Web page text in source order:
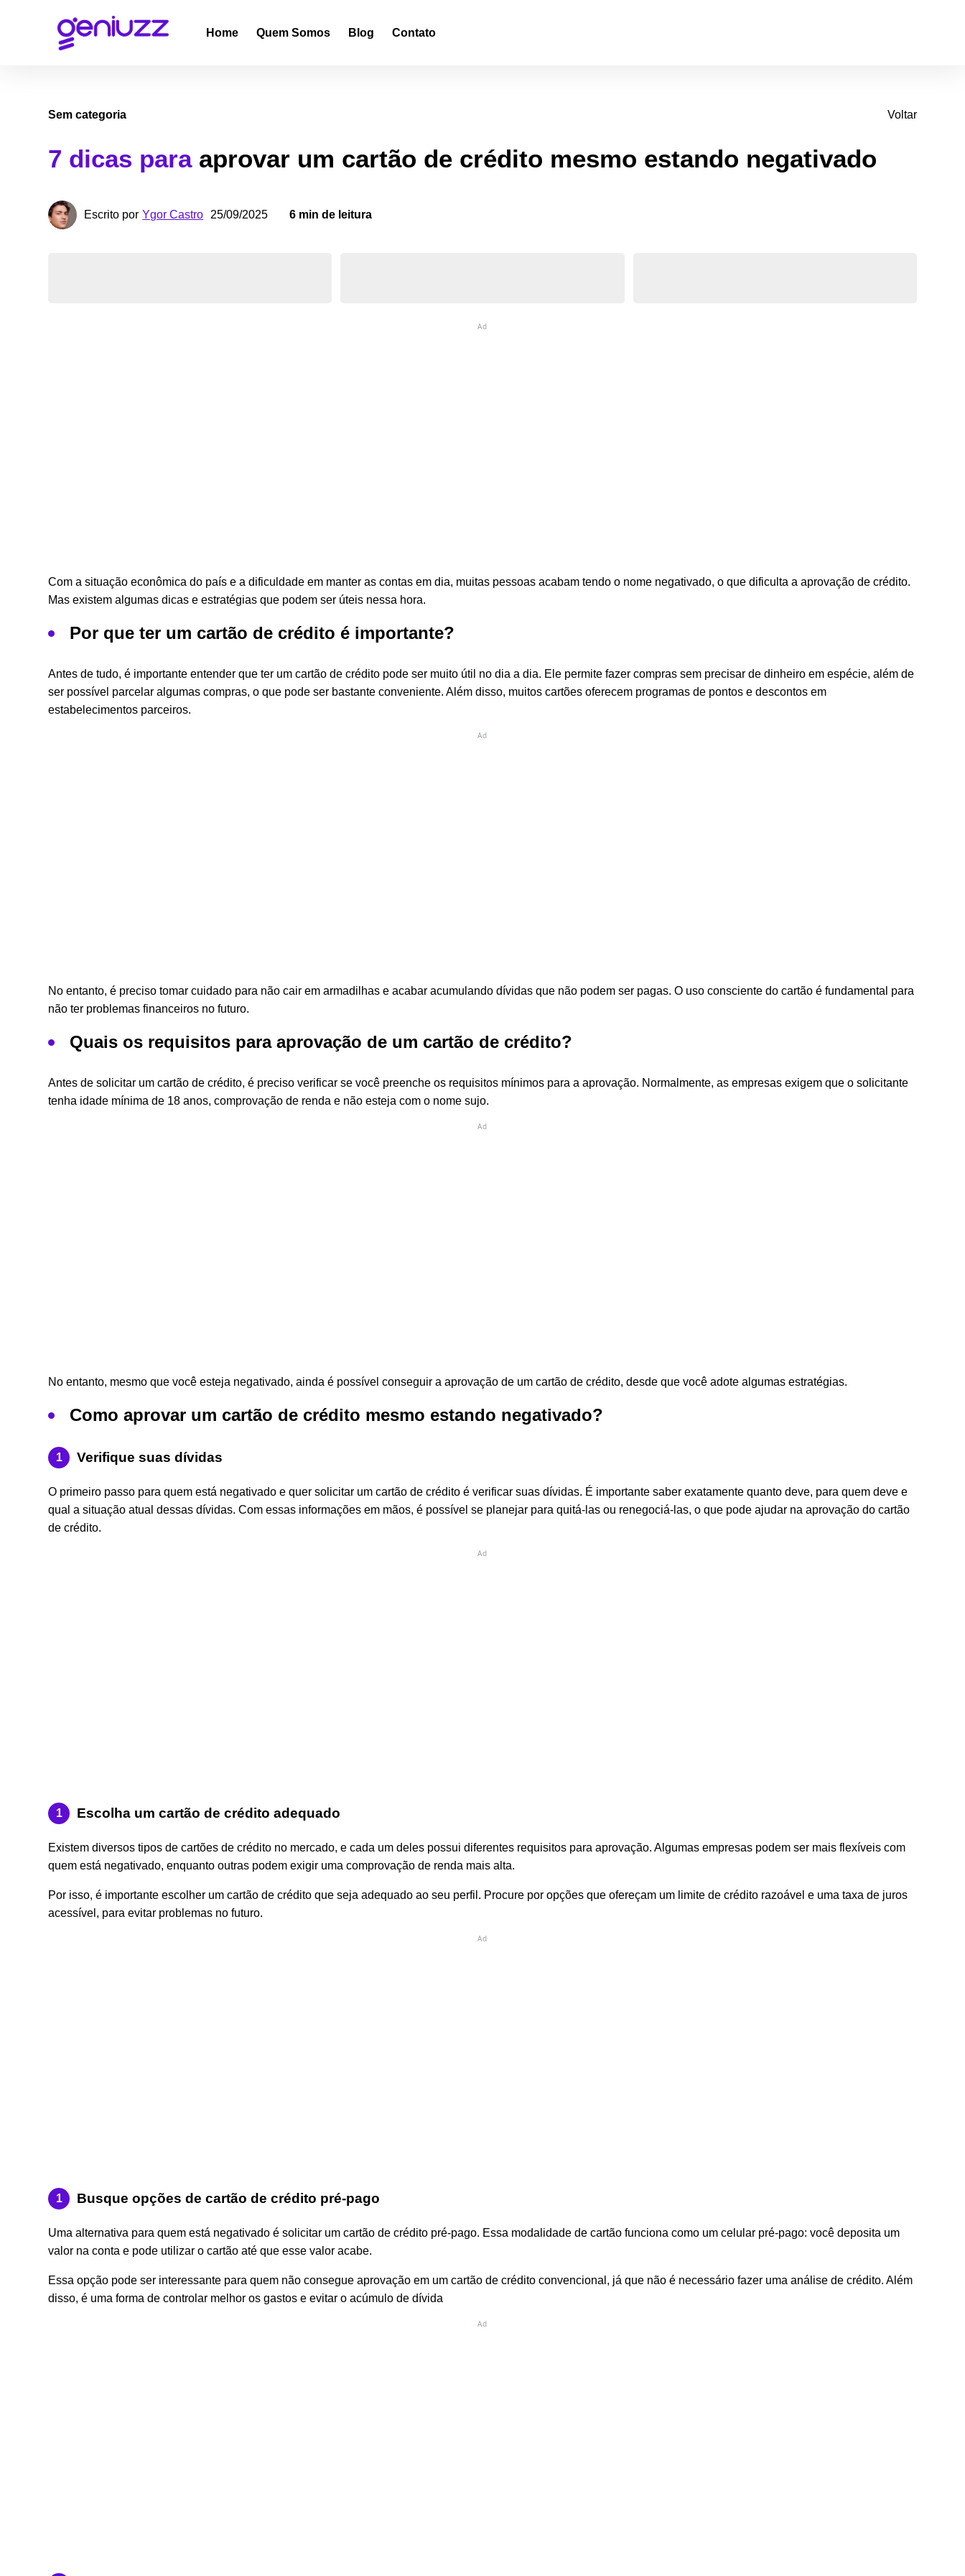
Home Quem Somos Blog Contato
Sem categoria Voltar
7 dicas paraaprovar um cartão de crédito mesmo estando negativado
Escrito por Ygor Castro 25/09/2025 6 min de leitura
Ad
Com a situação econômica do país e a dificuldade em manter as contas em dia, muitas pessoas acabam tendo o nome negativado, o que dificulta a aprovação de crédito.
Mas existem algumas dicas e estratégias que podem ser úteis nessa hora.
Por que ter um cartão de crédito é importante?
Antes de tudo, é importante entender que ter um cartão de crédito pode ser muito útil no dia a dia. Ele permite fazer compras sem precisar de dinheiro em espécie, além de
ser possível parcelar algumas compras, o que pode ser bastante conveniente. Além disso, muitos cartões oferecem programas de pontos e descontos em
estabelecimentos parceiros.
Ad
No entanto, é preciso tomar cuidado para não cair em armadilhas e acabar acumulando dívidas que não podem ser pagas. O uso consciente do cartão é fundamental para
não ter problemas financeiros no futuro.
Quais os requisitos para aprovação de um cartão de crédito?
Antes de solicitar um cartão de crédito, é preciso verificar se você preenche os requisitos mínimos para a aprovação. Normalmente, as empresas exigem que o solicitante
tenha idade mínima de 18 anos, comprovação de renda e não esteja com o nome sujo.
Ad
No entanto, mesmo que você esteja negativado, ainda é possível conseguir a aprovação de um cartão de crédito, desde que você adote algumas estratégias.
Como aprovar um cartão de crédito mesmo estando negativado?
Verifique suas dívidas
O primeiro passo para quem está negativado e quer solicitar um cartão de crédito é verificar suas dívidas. É importante saber exatamente quanto deve, para quem deve e
qual a situação atual dessas dívidas. Com essas informações em mãos, é possível se planejar para quitá-las ou renegociá-las, o que pode ajudar na aprovação do cartão
de crédito.
Ad
Escolha um cartão de crédito adequado
Existem diversos tipos de cartões de crédito no mercado, e cada um deles possui diferentes requisitos para aprovação. Algumas empresas podem ser mais flexíveis com
quem está negativado, enquanto outras podem exigir uma comprovação de renda mais alta.
Por isso, é importante escolher um cartão de crédito que seja adequado ao seu perfil. Procure por opções que ofereçam um limite de crédito razoável e uma taxa de juros
acessível, para evitar problemas no futuro.
Ad
Busque opções de cartão de crédito pré-pago
Uma alternativa para quem está negativado é solicitar um cartão de crédito pré-pago. Essa modalidade de cartão funciona como um celular pré-pago: você deposita um
valor na conta e pode utilizar o cartão até que esse valor acabe.
Essa opção pode ser interessante para quem não consegue aprovação em um cartão de crédito convencional, já que não é necessário fazer uma análise de crédito. Além
disso, é uma forma de controlar melhor os gastos e evitar o acúmulo de dívida
Ad